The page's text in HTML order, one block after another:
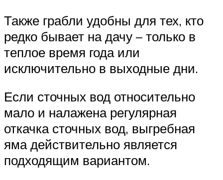
Также грабли удобны для тех, кто
редко бывает на дачу – только в
теплое время года или
исключительно в выходные дни.
Если сточных вод относительно
мало и налажена регулярная
откачка сточных вод, выгребная
яма действительно является
подходящим вариантом.